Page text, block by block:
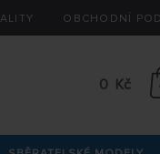
OBCHODNÍ
0 Kč